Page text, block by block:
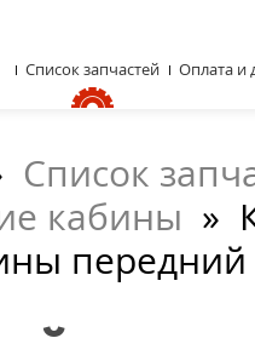
Список
кабины »
передний
Список запчастей Оплата и